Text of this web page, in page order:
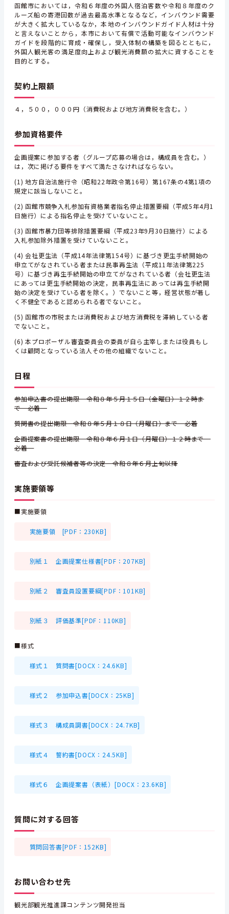
函館市においては，令和６年度の外国人宿泊客数や令和８年度のク
ルーズ船の寄港回数が過去最高水準となるなど，インバウンド需要
が大きく拡大しているなか，本地のインバウンドガイド人材は十分
と言えないことから， 本市において有償で活動可能なインバウンド
ガイドを段階的に育成・確保し，受入体制の構築を図るとともに，
外国人観光客の満足度向上および観光消費額の拡大に資することを
目的とする。
契約上限額
４，５００，０００円（消費税および地方消費税を含む。）
参加資格要件
企画提案に参加する者（グループ応募の場合は，構成員を含む。）
は，次に掲げる要件をすべて満たさなければならない。
(1) 地方自治法施行令（昭和22年政令第16号）第167条の4第1項の
規定に該当しないこと。
(2) 函館市競争入札参加有資格業者指名停止措置要綱（平成5年4月1
日施行）による指名停止を受けていないこと。
(3) 函館市暴力団等排除措置要綱（平成23年9月30日施行）による
入札参加除外措置を受けていないこと。
(4) 会社更生法（平成14年法律第154号）に基づき更生手続開始の
申立てがなされている者または民事再生法（平成11年法律第225
号）に基づき再生手続開始の申立てがなされている者（会社更生法
にあっては更生手続開始の決定，民事再生法にあっては再生手続開
始の決定を受けている者を除く。）でないこと等，経営状態が著し
く不健全であると認められる者でないこと。
(5) 函館市の市税または消費税および地方消費税を滞納している者
でないこと。
(6) 本プロポーザル審査委員会の委員が自ら主宰しまたは役員もし
くは顧問となっている法人その他の組織でないこと。
日程
参加申込書の提出期限 令和８年５月１５日（金曜日）１２時ま
で 必着
質問書の提出期限 令和８年５月１８日（月曜日）まで 必着
企画提案書の提出期限 令和８年６月１日（月曜日）１２時まで
必着
審査および受託候補者等の決定 令和８年６月上旬以降
実施要領等
■実施要領
実施要領 [PDF：230KB]
別紙１ 企画提案仕様書[PDF：207KB]
別紙２ 審査員設置要綱[PDF：101KB]
別紙３ 評価基準[PDF：110KB]
■様式
様式１ 質問書[DOCX：24.6KB]
様式２ 参加申込書[DOCX：25KB]
様式３ 構成員調書[DOCX：24.7KB]
様式４ 誓約書[DOCX：24.5KB]
様式６ 企画提案書（表紙）[DOCX：23.6KB]
質問に対する回答
質問回答書[PDF：152KB]
お問い合わせ先
観光部観光推進課コンテンツ開発担当